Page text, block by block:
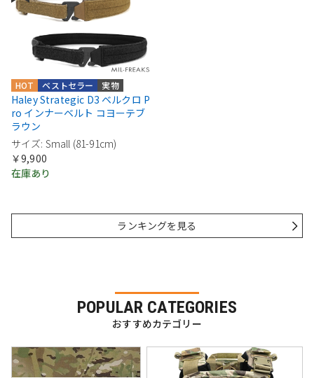
実物
ベストセラー
HOT
Haley Strategic D3 ベルクロ P
ro インナーベルト コヨーテブ
ラウン
サイズ: Small (81-91cm)
￥9,900
在庫あり
ランキングを見る
POPULAR CATEGORIES
おすすめカテゴリー